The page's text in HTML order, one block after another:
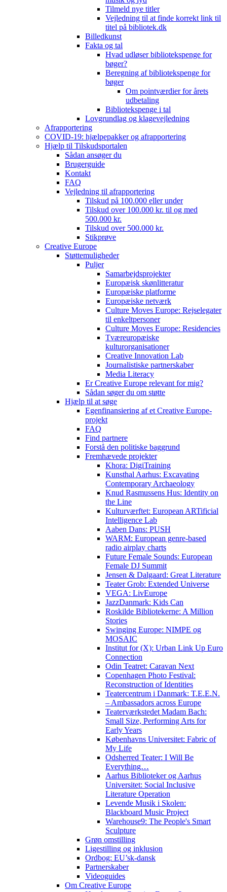
Tilmeld nye titler
Vejledning til at finde korrekt link til
titel på bibliotek.dk
Billedkunst
Fakta og tal
Hvad udløser bibliotekspenge for
bøger?
Beregning af bibliotekspenge for
bøger
Om pointværdier for årets
udbetaling
Bibliotekspenge i tal
Lovgrundlag og klagevejledning
Afrapportering
COVID-19: hjælpepakker og afrapportering
Hjælp til Tilskudsportalen
Sådan ansøger du
Brugerguide
Kontakt
FAQ
Vejledning til afrapportering
Tilskud på 100.000 eller under
Tilskud over 100.000 kr. til og med
500.000 kr.
Tilskud over 500.000 kr.
Stikprøve
Creative Europe
Støttemuligheder
Puljer
Samarbejdsprojekter
Europæisk skønlitteratur
Europæiske platforme
Europæiske netværk
Culture Moves Europe: Rejselegater
til enkeltpersoner
Culture Moves Europe: Residencies
Tværeuropæiske
kulturorganisationer
Creative Innovation Lab
Journalistiske partnerskaber
Media Literacy
Er Creative Europe relevant for mig?
Sådan søger du om støtte
Hjælp til at søge
Egenfinansiering af et Creative Europe-
projekt
FAQ
Find partnere
Forstå den politiske baggrund
Fremhævede projekter
Khora: DigiTraining
Kunsthal Aarhus: Excavating
Contemporary Archaeology
Knud Rasmussens Hus: Identity on
the Line
Kulturværftet: European ARTificial
Intelligence Lab
Aaben Dans: PUSH
WARM: European genre-based
radio airplay charts
Future Female Sounds: European
Female DJ Summit
Jensen & Dalgaard: Great Literature
Teater Grob: Extended Universe
VEGA: LivEurope
JazzDanmark: Kids Can
Roskilde Bibliotekerne: A Million
Stories
Swinging Europe: NIMPE og
MOSAIC
Institut for (X): Urban Link Up Euro
Connection
Odin Teatret: Caravan Next
Copenhagen Photo Festival:
Reconstruction of Identities
Teatercentrum i Danmark: T.E.E.N.
– Ambassadors across Europe
Teaterværkstedet Madam Bach:
Small Size, Performing Arts for
Early Years
Københavns Universitet: Fabric of
My Life
Odsherred Teater: I Will Be
Everything…
Aarhus Biblioteker og Aarhus
Universitet: Social Inclusive
Literature Operation
Levende Musik i Skolen:
Blackboard Music Project
Warehouse9: The People's Smart
Sculpture
Grøn omstilling
Ligestilling og inklusion
Ordbog: EU’sk-dansk
Partnerskaber
Videoguides
Om Creative Europe